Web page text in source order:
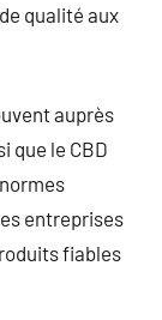
qualité aux
auprès
que le CBD
entreprises
fiables